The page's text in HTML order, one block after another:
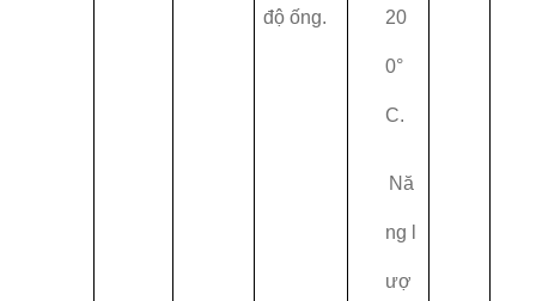
độ ống. 20
0°
C.
Nă
ng l
ượ